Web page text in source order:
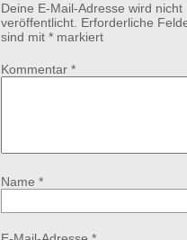
Deine E-Mail-Adresse wird nicht
veröffentlicht. Erforderliche
sind mit * markiert
Kommentar *
Name *